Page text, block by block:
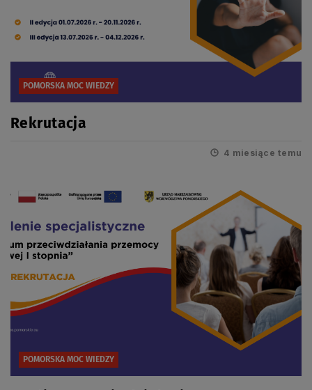
POMORSKA MOC WIEDZY
Rekrutacja
4 miesiące temu
POMORSKA MOC WIEDZY